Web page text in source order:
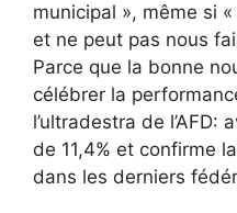
municipal », même si
et ne peut pas nous
Parce que la bonne
célébrer la
l’ultradestra de l’AFD:
de 11,4% et confirme
dans les derniers